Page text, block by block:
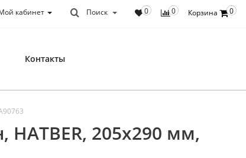
Корзина 0
0
0
Поиск
кабинет
Контакты
205х290 мм,